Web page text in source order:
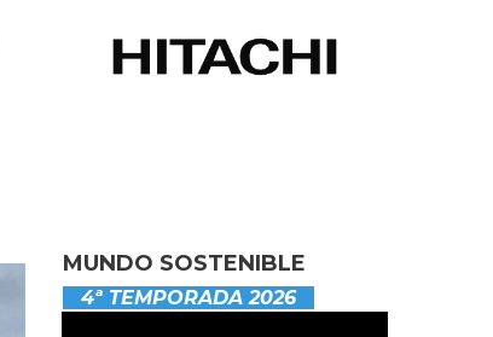
MUNDO SOSTENIBLE
4ª TEMPORADA 2026